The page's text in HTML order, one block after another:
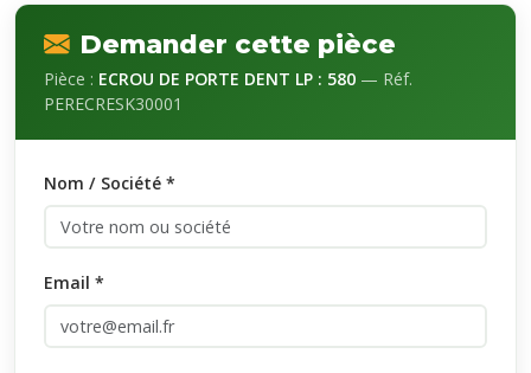
Demander cette pièce
Pièce : ECROU DE PORTE DENT LP : 580 — Réf.
PERECRESK30001
Nom / Société *
Email *